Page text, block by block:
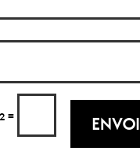
= ENVOI